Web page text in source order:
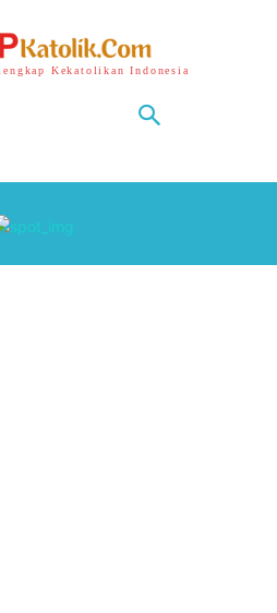
Kekatolikan Indonesia